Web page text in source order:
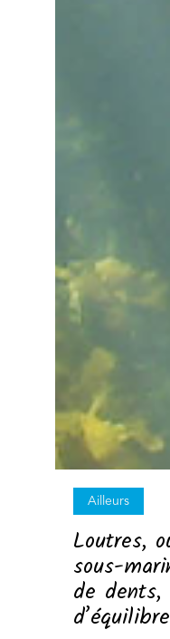
Ailleurs
Loutres,
sous-
de dents,
d’équilibre